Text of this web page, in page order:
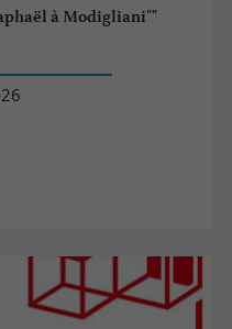
à Modigliani""